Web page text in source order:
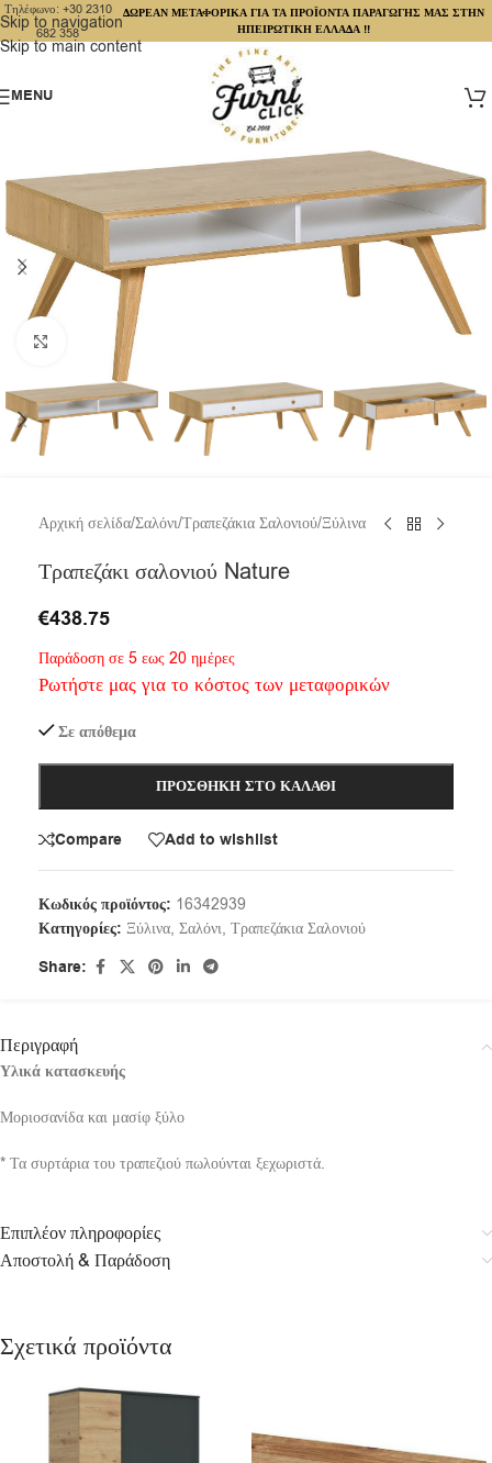
Skip to navigation
Skip to main content
Τηλέφωνο: +30 2310
682 358
ΔΩΡΕΑΝ ΜΕΤΑΦΟΡΙΚΑ ΓΙΑ ΤΑ ΠΡΟΪΟΝΤΑ ΠΑΡΑΓΩΓΗΣ ΜΑΣ ΣΤΗΝ
ΗΠΕΙΡΩΤΙΚΗ ΕΛΛΑΔΑ !!
MENU
Click to enlarge
Αρχική σελίδα/Σαλόνι/Τραπεζάκια Σαλονιού/Ξύλινα
Τραπεζάκι σαλονιού Nature
€438.75
Παράδοση σε 5 εως 20 ημέρες
Ρωτήστε μας για το κόστος των μεταφορικών
Σε απόθεμα
ΠΡΟΣΘΉΚΗ ΣΤΟ ΚΑΛΆΘΙ
Compare Add to wishlist
Κωδικός προϊόντος: 16342939
Κατηγορίες: Ξύλινα, Σαλόνι, Τραπεζάκια Σαλονιού
Share:
Περιγραφή
Υλικά κατασκευής
Μοριοσανίδα και μασίφ ξύλο
* Τα συρτάρια του τραπεζιού πωλούνται ξεχωριστά.
Επιπλέον πληροφορίες
Αποστολή & Παράδοση
Σχετικά προϊόντα